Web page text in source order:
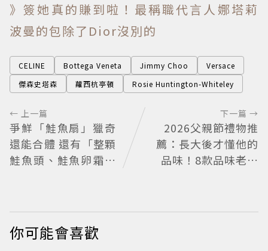
》簽她真的賺到啦！最稱職代言人娜塔莉
波曼的包除了Dior沒別的
CELINE Bottega Veneta Jimmy Choo
Versace
傑森史塔森
蘿西杭亭頓 Rosie Huntington-Whiteley
← 上一篇
爭鮮「鮭魚扇」獵奇
還能合體 還有「整顆
鮭魚頭、鮭魚卵霜淇
下一篇 →
2026父親節禮物推
薦：長大後才懂他的
品味！8款品味老爸
你可能會喜歡